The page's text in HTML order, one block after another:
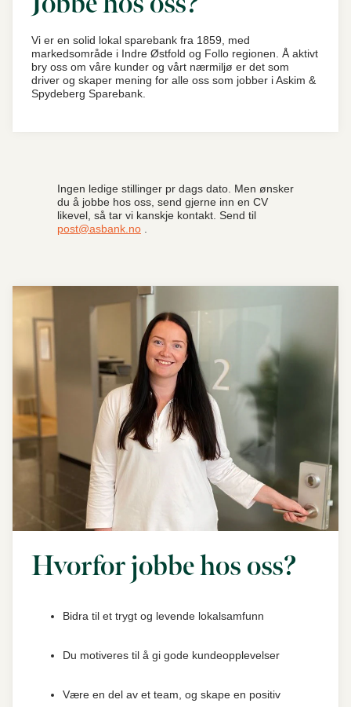
Vi er en solid lokal sparebank fra 1859, med
markedsområde i Indre Østfold og Follo regionen. Å aktivt
bry oss om våre kunder og vårt nærmiljø er det som
driver og skaper mening for alle oss som jobber i Askim &
Spydeberg Sparebank.
Ingen ledige stillinger pr dags dato. Men ønsker
du å jobbe hos oss, send gjerne inn en CV
likevel, så tar vi kanskje kontakt. Send til
post@asbank.no
Hvorfor jobbe hos oss?
Bidra til et trygt og levende lokalsamfunn
Du motiveres til å gi gode kundeopplevelser
Være en del av et team, og skape en positiv